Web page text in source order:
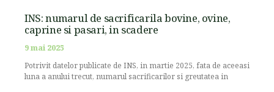
INS: numarul de sacrificarila bovine, ovine,
caprine si pasari, in scadere
9 mai 2025
Potrivit datelor publicate de INS, in martie 2025, fata de aceeasi
luna a anului trecut, numarul sacrificarilor si greutatea in